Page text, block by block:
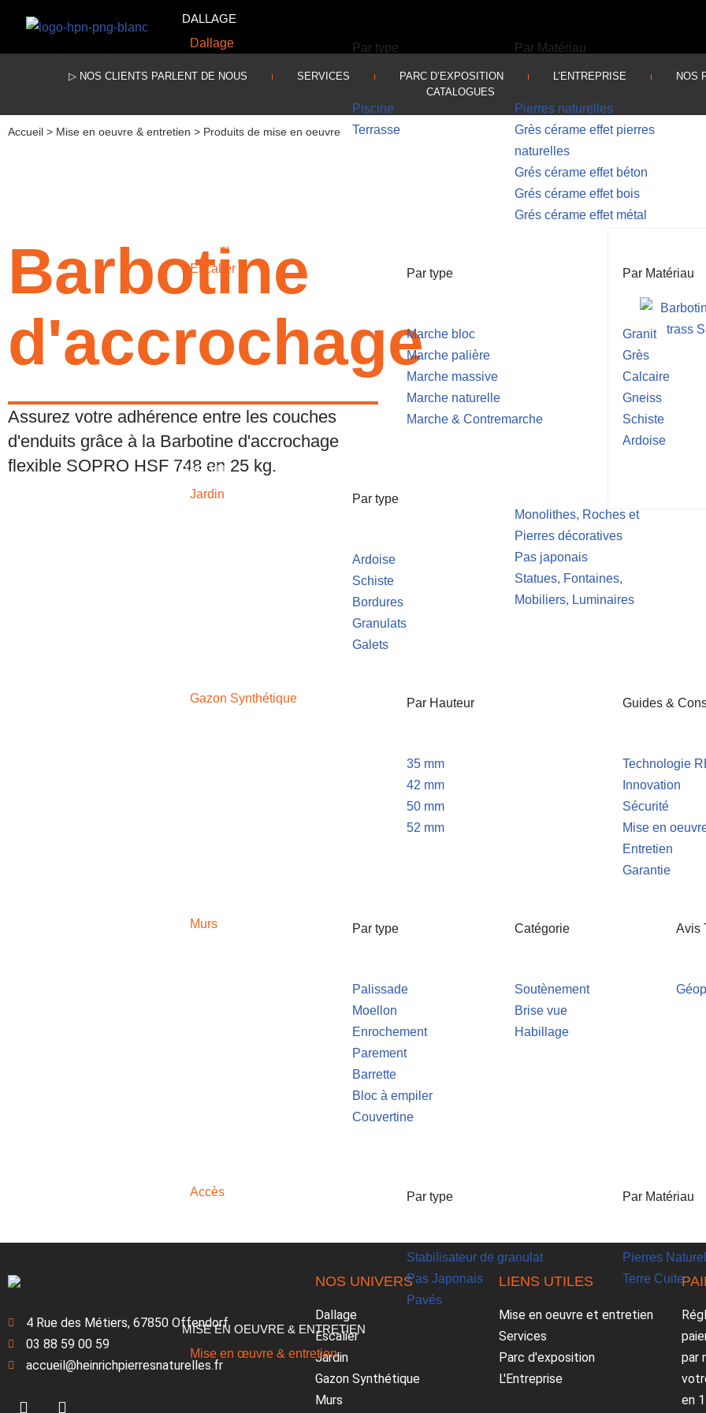
DALLAGE
Dallage
Par type
Piscine
Terrasse
Par Matériau
Pierres naturelles
Grès cérame effet pierres
naturelles
Grés cérame effet béton
Grés cérame effet bois
Grés cérame effet métal
ESCALIER
Escalier
Par type
Marche bloc
Marche palière
Marche massive
Marche naturelle
Marche & Contremarche
Par Matériau
Granit
Grès
Calcaire
Gneiss
Schiste
Ardoise
JARDIN
Jardin
Par type
Ardoise
Schiste
Bordures
Granulats
Galets
Monolithes, Roches et
Pierres décoratives
Pas japonais
Statues, Fontaines,
Mobiliers, Luminaires
Gazon Synthétique
Par Hauteur
35 mm
42 mm
50 mm
52 mm
Guides &
Technologie
Innovation
Sécurité
Mise en
Entretien
Garantie
Murs
Par type
Palissade
Moellon
Enrochement
Parement
Barrette
Bloc à empiler
Couvertine
Catégorie
Soutènement
Brise vue
Habillage
Avis
Accès
Par type
Stabilisateur de granulat
Pas Japonais
Pavés
Par Matériau
Pierres
Terre Cuite
MISE EN OEUVRE & ENTRETIEN
Mise en œuvre & entretien
▷ NOS CLIENTS PARLENT DE NOUS SERVICES PARC D’EXPOSITION L’ENTREPRISE
NOS
CATALOGUES
Accueil > Mise en oeuvre & entretien > Produits de mise en oeuvre
Barbotine
d'accrochage
Assurez votre adhérence entre les couches
d'enduits grâce à la Barbotine d'accrochage
flexible SOPRO HSF 748 en 25 kg.
4 Rue des Métiers, 67850 Offendorf
03 88 59 00 59
accueil@heinrichpierresnaturelles.fr
NOS UNIVERS
Dallage
Escalier
Jardin
Gazon Synthétique
Murs
LIENS UTILES
Mise en oeuvre et entretien
Services
Parc d'exposition
L'Entreprise
par
en